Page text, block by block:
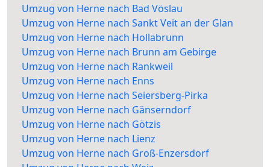
Umzug von Herne nach Bad Vöslau
Umzug von Herne nach Sankt Veit an der Glan
Umzug von Herne nach Hollabrunn
Umzug von Herne nach Brunn am Gebirge
Umzug von Herne nach Rankweil
Umzug von Herne nach Enns
Umzug von Herne nach Seiersberg-Pirka
Umzug von Herne nach Gänserndorf
Umzug von Herne nach Götzis
Umzug von Herne nach Lienz
Umzug von Herne nach Groß-Enzersdorf